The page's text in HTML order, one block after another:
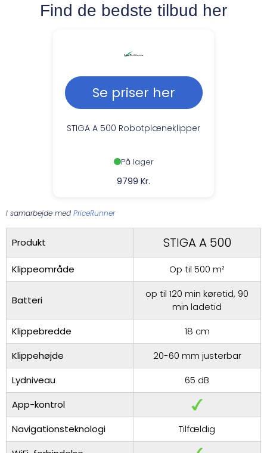
Find de bedste tilbud her
Se priser her
STIGA A 500 Robotplæneklipper
På lager
9799 Kr.
I samarbejde med PriceRunner
Produkt STIGA A 500
Klippeområde Op til 500 m²
Batteri
op til 120 min køretid, 90
min ladetid
Klippebredde
18 cm
Klippehøjde
20-60 mm justerbar
Lydniveau
65 dB
App-kontrol
Navigationsteknologi
Tilfældig